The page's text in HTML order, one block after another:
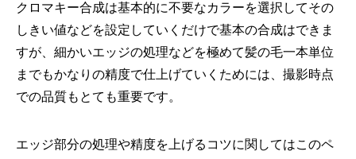
クロマキー合成は基本的に不要なカラーを選択してその
しきい値などを設定していくだけで基本の合成はできま
すが、細かいエッジの処理などを極めて髪の毛一本単位
までもかなりの精度で仕上げていくためには、撮影時点
での品質もとても重要です。
エッジ部分の処理や精度を上げるコツに関してはこのペ